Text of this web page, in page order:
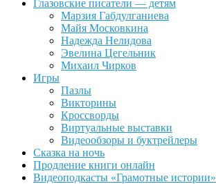
Глазовские писатели — детям
Марзия Габдулганиева
Майя Московкина
Надежда Нелидова
Эвелина Цегельник
Михаил Чирков
Игры
Пазлы
Викторины
Кроссворды
Виртуальные выставки
Видеообзоры и буктрейлеры
Сказка на ночь
Продление книги онлайн
Видеоподкасты «Грамотные истории»